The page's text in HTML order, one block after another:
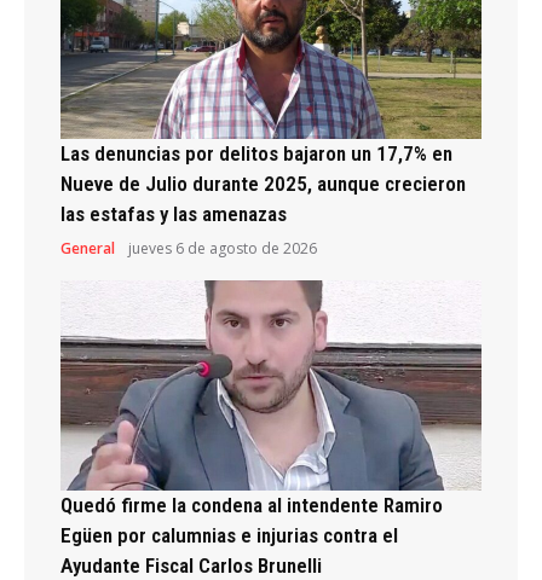
Las denuncias por delitos bajaron un 17,7% en
Nueve de Julio durante 2025, aunque crecieron
las estafas y las amenazas
General jueves 6 de agosto de 2026
Quedó firme la condena al intendente Ramiro
Egüen por calumnias e injurias contra el
Ayudante Fiscal Carlos Brunelli